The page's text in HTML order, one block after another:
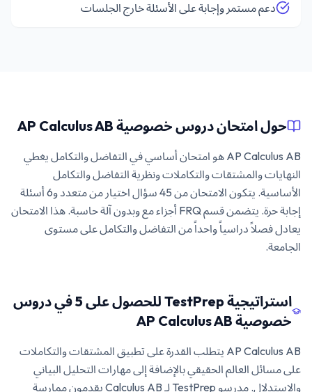
دعم مستمر وإجابة على الأسئلة خارج الجلسات
حول امتحان دروس خصوصية AP Calculus AB
AP Calculus AB هو امتحان أساسي في التفاضل والتكامل يغطي
النهايات والمشتقات والتكاملات ونظرية التفاضل والتكامل
الأساسية. يتكون الامتحان من 45 سؤال اختيار من متعدد و6 أسئلة
إجابة حرة. يتضمن قسم FRQ أجزاء مع وبدون آلة حاسبة. هذا الامتحان
يعادل فصلاً دراسياً واحداً من التفاضل والتكامل على مستوى
الجامعة.
استراتيجية TestPrep للحصول على 5 في دروس
خصوصية AP Calculus AB
AP Calculus AB يتطلب القدرة على تطبيق المشتقات والتكاملات
على مسائل العالم الحقيقي بالإضافة إلى مهارات التحليل البياني
والاستدلال. مدرسو TestPrep لـ Calculus AB يقدمون ممارسة